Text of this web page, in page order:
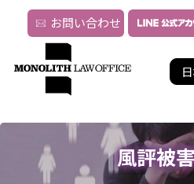
お問い合わせ
風評被